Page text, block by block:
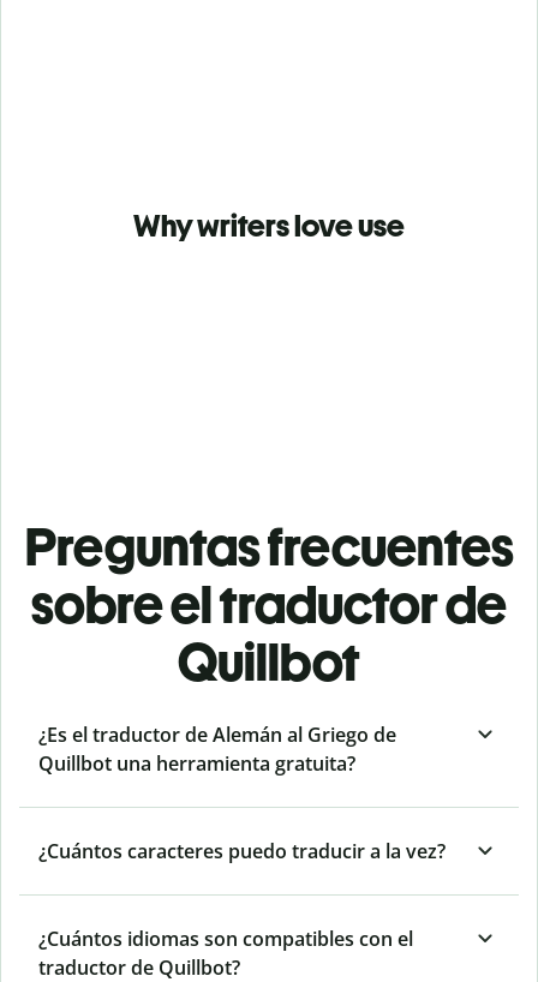
Why writers love use
Preguntas frecuentes
sobre el traductor de
Quillbot
¿Es el traductor de Alemán al Griego de
Quillbot una herramienta gratuita?
¿Cuántos caracteres puedo traducir a la vez?
¿Cuántos idiomas son compatibles con el
traductor de Quillbot?